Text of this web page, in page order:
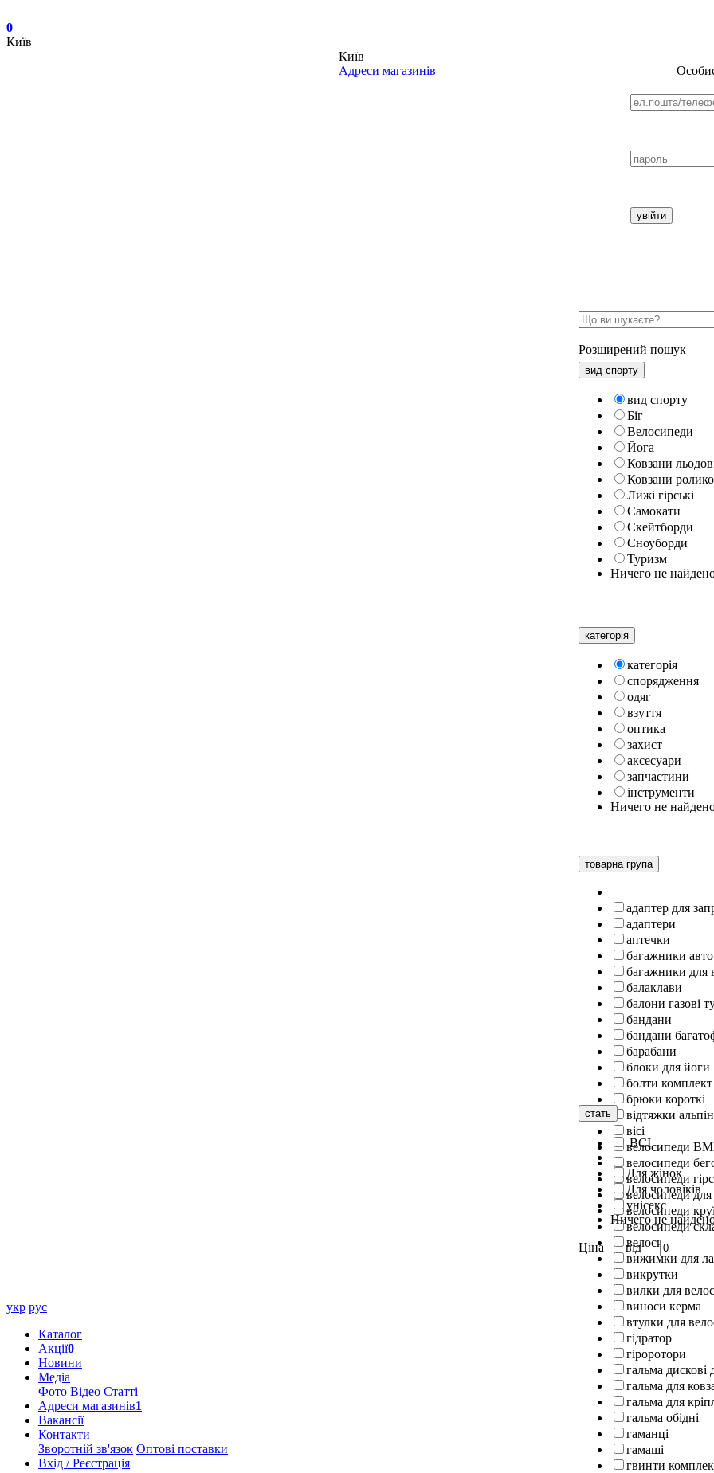
0
Київ
Київ
Адреси магазинів
Розширений пошук
вид спорту
вид спорту
Біг
Велосипеди
Йога
Ковзани
Ковзани
Лижі гірські
Самокати
Скейтборди
Сноуборди
Туризм
Ничего не
категорiя
категорiя
спорядження
одяг
взуття
оптика
захист
аксесуари
запчастини
інструменти
Ничего не
товарна група
адаптер для
адаптери
аптечки
багажники авто
багажники для
балаклави
балони газові
бандани
бандани
барабани
блоки для йоги
болти комплект
брюки короткі
відтяжки
вісі
велосипеди
велосипеди
велосипеди
велосипеди
велосипеди
велосипеди
велосипеди
вижимки для
викрутки
вилки для
виноси керма
втулки для
гідратор
гіроротори
гальма дискові
гальма для
гальма для
гальма обідні
гаманці
гамаші
гвинти
стать
ВСІ
Для жінок
Для чоловіків
унісекс
Ничего не
Ціна від
укр рус
Каталог
Акції0
Новини
Медіа
Фото Відео Статті
Адреси магазинів1
Вакансії
Контакти
Зворотній зв'язок Оптові поставки
Вхід / Реєстрація